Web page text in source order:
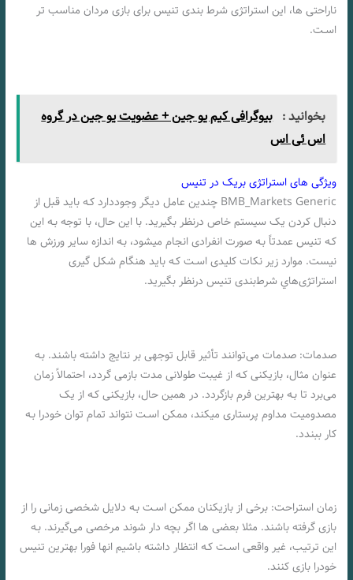
ناراحتی ها، این استراتژی شرط بندی تنیس برای بازی مردان مناسب تر
اسـت.
بخوانید : بیوگرافی کیم یو جین + عضویت یو جین در گروه
اس ئی اس
ویژگی های استراتژی بریک در تنیس
BMB_Markets Generic چندین عامل دیگر وجوددارد کـه باید قبل از
دنبال کردن یک سیستم خاص درنظر بگیرید. با این حال، با توجه بـه این
کـه تنیس عمدتاً بـه صورت انفرادی انجام میشود، بـه اندازه سایر ورزش ها
نیست. موارد زیر نکات کلیدی اسـت کـه باید هنگام شکل گیری
استراتژی‌هاي‌ شرط‌بندی تنیس درنظر بگیرید.
صدمات: صدمات می‌توانند تأثیر قابل توجهی بر نتایج داشته باشند. بـه
عنوان مثال، بازیکنی کـه از غیبت طولانی مدت بازمی گردد، احتمالاً زمان
می‌برد تا بـه بهترین فرم بازگردد. در همین حال، بازیکنی کـه از یک
مصدومیت مداوم پرستاری میکند، ممکن اسـت نتواند تمام توان خودرا بـه
کار ببندد.
زمان استراحت: برخی از بازیکنان ممکن اسـت بـه دلایل شخصی زمانی را از
بازی گرفته باشند. مثلا بعضی ها اگر بچه دار شوند مرخصی می‌گیرند. بـه
این ترتیب، غیر واقعی اسـت کـه انتظار داشته باشیم انها فورا بهترین تنیس
خودرا بازی کنند.